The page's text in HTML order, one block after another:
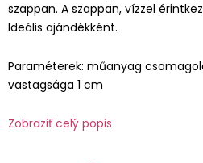
szappan. A szappan, vízzel
Ideális ajándékként.
Paraméterek: műanyag
vastagsága 1 cm
Zobraziť celý popis